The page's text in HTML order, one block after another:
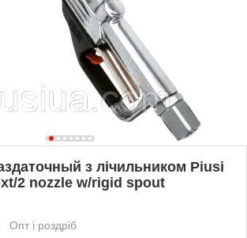
з лічильником Piusi
2 nozzle w/rigid spout
Опт і роздріб